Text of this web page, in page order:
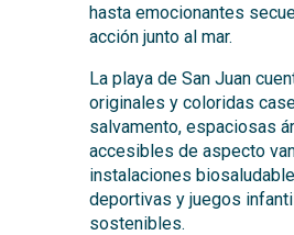
hasta emocionantes
acción junto al mar.
La playa de San Juan
originales y coloridas
salvamento, espaciosas
accesibles de aspecto
instalaciones
deportivas y juegos
sostenibles.